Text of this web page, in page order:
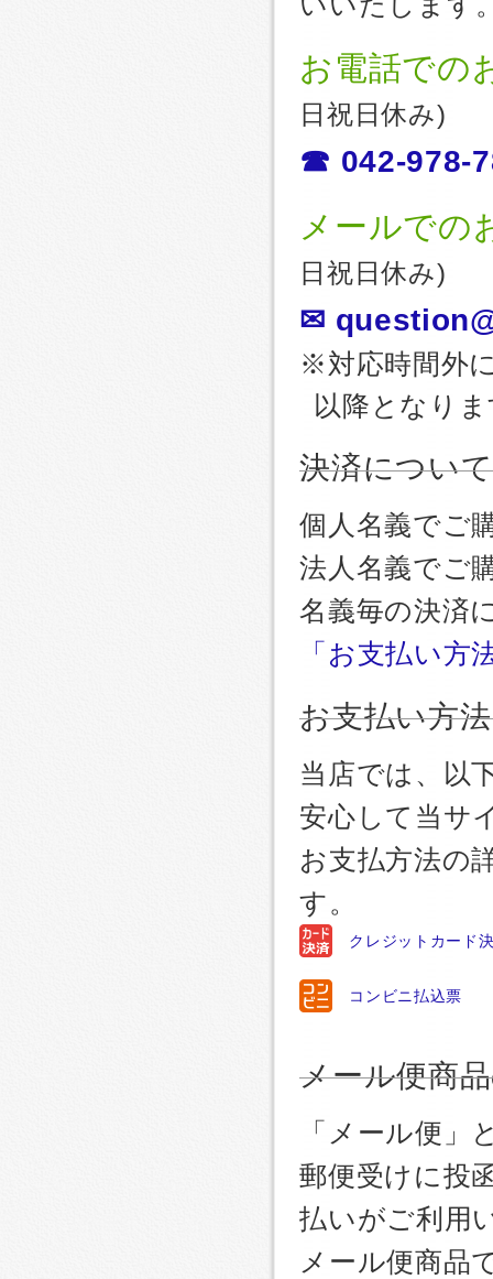
お電話での
日祝日休み)
☎ 042-978-
メールでの
日祝日休み)
✉
※対応時間外
以降となり
決済について
個人名義でご
法人名義でご
名義毎の決済
「お支払い方
お支払い方
当店では、以
安心して当サ
お支払方法の
す。
クレジットカード
コンビニ払込票
メール便商
「メール便」
郵便受けに投
払いがご利用
メール便商品